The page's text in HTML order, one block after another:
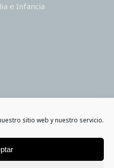
sitio web y nuestro servicio.
e Infancia